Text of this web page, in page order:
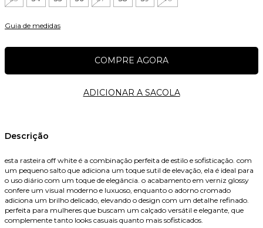
Guia de medidas
E-mail
Descrição
esta rasteira off white é a combinação perfeita de estilo e sofisticação. com
um pequeno salto que adiciona um toque sutil de elevação, ela é ideal para
o uso diário com um toque de elegância. o acabamento em verniz glossy
confere um visual moderno e luxuoso, enquanto o adorno cromado
adiciona um brilho delicado, elevando o design com um detalhe refinado.
perfeita para mulheres que buscam um calçado versátil e elegante, que
complemente tanto looks casuais quanto mais sofisticados.